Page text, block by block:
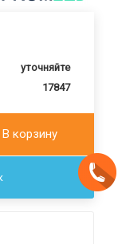
уточняйте
17847
В корзину